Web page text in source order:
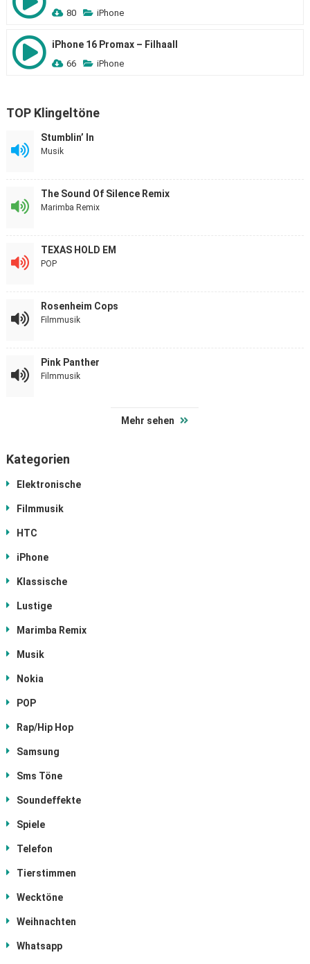
80 iPhone
iPhone 16 Promax – Filhaall
66 iPhone
TOP Klingeltöne
Stumblin’ In
Musik
The Sound Of Silence Remix
Marimba Remix
TEXAS HOLD EM
POP
Rosenheim Cops
Filmmusik
Pink Panther
Filmmusik
Mehr sehen
Kategorien
Elektronische
Filmmusik
HTC
iPhone
Klassische
Lustige
Marimba Remix
Musik
Nokia
POP
Rap/Hip Hop
Samsung
Sms Töne
Soundeffekte
Spiele
Telefon
Tierstimmen
Wecktöne
Weihnachten
Whatsapp